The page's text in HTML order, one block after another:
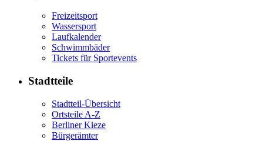
Freizeitsport
Wassersport
Laufkalender
Schwimmbäder
Tickets für Sportevents
Stadtteile
Stadtteil-Übersicht
Ortsteile A-Z
Berliner Kieze
Bürgerämter